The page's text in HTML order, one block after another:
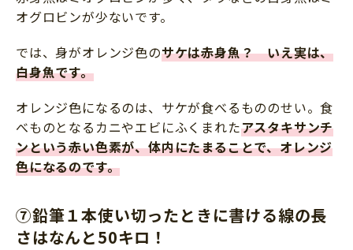
オグロビンが少ないです。
では、身がオレンジ色のサケは赤身魚？ いえ実は、
白身魚です。
オレンジ色になるのは、サケが食べるもののせい。食
べものとなるカニやエビにふくまれたアスタキサンチ
ンという赤い色素が、体内にたまることで、オレンジ
色になるのです。
⑦鉛筆１本使い切ったときに書ける線の長
さはなんと50キロ！